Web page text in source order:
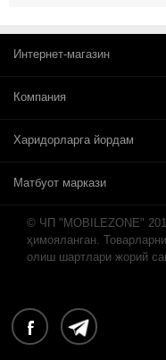
Интернет-магазин
Компания
Харидорларга йордам
Матбуот маркази
© ЧП "MOBILEZONE"
ҳимояланган.
олиш шартлари жорий